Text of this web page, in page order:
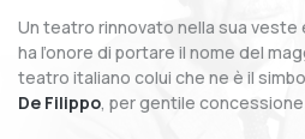
Un teatro rinnovato nella sua veste
ha l’onore di portare il nome del
teatro italiano colui che ne è il
De Filippo, per gentile